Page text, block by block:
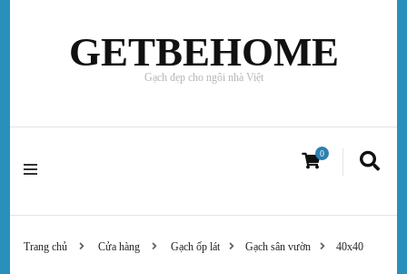
GETBEHOME
Gạch đẹp cho ngôi nhà Việt
0
Trang chủ Cửa hàng Gạch ốp lát Gạch sân vườn 40x40